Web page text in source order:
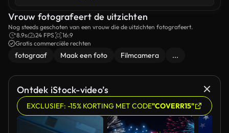
Vrouw fotografeert de uitzichten
Nog steeds geschoten van een vrouw die de uitzichten fotografeert.
8.9s
24 FPS
16:9
Gratis commerciële rechten
fotograaf Maak een foto Filmcamera ...
Ontdek iStock-video’s
EXCLUSIEF: -15% KORTING MET CODE"COVERR15"